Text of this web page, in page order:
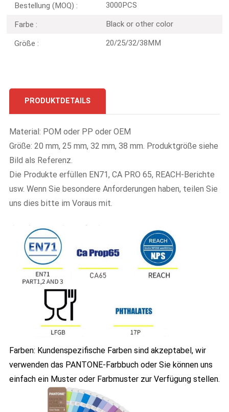
Bestellung (MOQ) : 3000PCS
Farbe : Black or other color
Größe : 20/25/32/38MM
PRODUKTDETAILS
Material: POM oder PP oder OEM
Größe: 20 mm, 25 mm, 32 mm, 38 mm. Produktgröße siehe
Bild als Referenz.
Die Produkte erfüllen EN71, CA PRO 65, REACH-Berichte
usw. Wenn Sie besondere Anforderungen haben, teilen Sie
uns dies bitte im Voraus mit.
Farben: Kundenspezifische Farben sind akzeptabel, wir
verwenden das PANTONE-Farbbuch oder Sie können uns
einfach ein Muster oder Farbmuster zur Verfügung stellen.